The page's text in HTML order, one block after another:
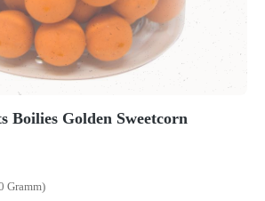
Boilies Golden Sweetcorn
Gramm)